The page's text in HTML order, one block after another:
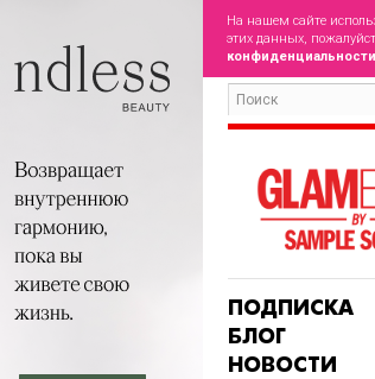
На нашем сайте
этих данных,
конфиденциальности
ПОДПИСКА
БЛОГ
НОВОСТИ